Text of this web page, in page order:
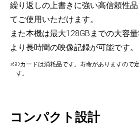
繰り返しの上書きに強い高信頼性
てご使用いただけます。
また本機は最大128GBまでの大容量
より長時間の映像記録が可能です。
※SDカードは消耗品です。寿命がありますので
す。
コンパクト設計